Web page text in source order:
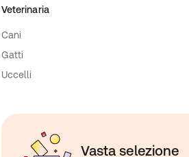
Veterinaria
Cani
Gatti
Uccelli
Vasta selezione